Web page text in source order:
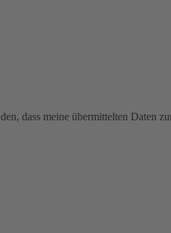
dass meine übermittelten